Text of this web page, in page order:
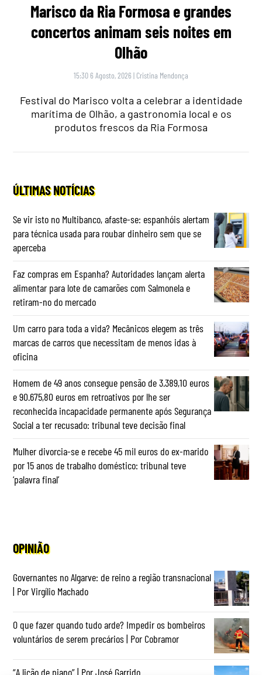
Marisco da Ria Formosa e grandes
concertos animam seis noites em
Olhão
15:30 6 Agosto, 2026 | Cristina Mendonça
Festival do Marisco volta a celebrar a identidade
marítima de Olhão, a gastronomia local e os
produtos frescos da Ria Formosa
ÚLTIMAS NOTÍCIAS
Se vir isto no Multibanco, afaste-se: espanhóis alertam
para técnica usada para roubar dinheiro sem que se
aperceba
Faz compras em Espanha? Autoridades lançam alerta
alimentar para lote de camarões com Salmonela e
retiram-no do mercado
Um carro para toda a vida? Mecânicos elegem as três
marcas de carros que necessitam de menos idas à
oficina
Homem de 49 anos consegue pensão de 3.389,10 euros
e 90.675,80 euros em retroativos por lhe ser
reconhecida incapacidade permanente após Segurança
Social a ter recusado: tribunal teve decisão final
Mulher divorcia-se e recebe 45 mil euros do ex-marido
por 15 anos de trabalho doméstico: tribunal teve
‘palavra final’
OPINIÃO
Governantes no Algarve: de reino a região transnacional
| Por Virgílio Machado
O que fazer quando tudo arde? Impedir os bombeiros
voluntários de serem precários | Por Cobramor
“A lição de piano” | Por José Garrido